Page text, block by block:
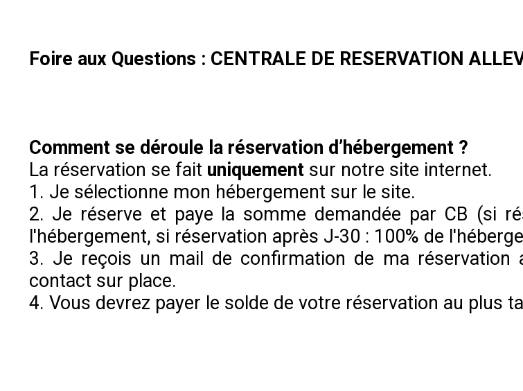
Foire aux Questions : CENTRALE DE RESERVATION
Comment se déroule la réservation d’hébergement ?
La réservation se fait uniquementsur notre site internet.
1. Je sélectionne mon hébergement sur le site.
2. Je réserve et paye la somme demandée par CB (si
l'hébergement, si réservation après J-30 : 100% de
3. Je reçois un mail de confirmation de ma réservation
contact sur place.
4. Vous devrez payer le solde de votre réservation au plus